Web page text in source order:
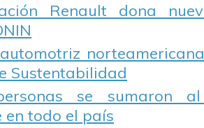
Renault dona
Sustentabilidad
se sumaron
en todo el país